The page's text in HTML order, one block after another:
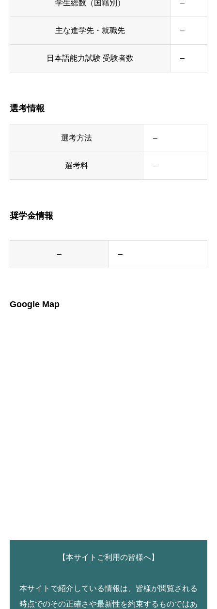
学生総数（国籍別） –
主な進学先・就職先 –
日本語能力試験 受験者数 –
選考情報
選考方法 –
選考料 –
奨学金情報
– –
Google Map
【本サイトご利用の皆様へ】
本サイトで紹介している情報は、皆様が閲覧される
時点でのその正確さや最新性を約束するものではあ